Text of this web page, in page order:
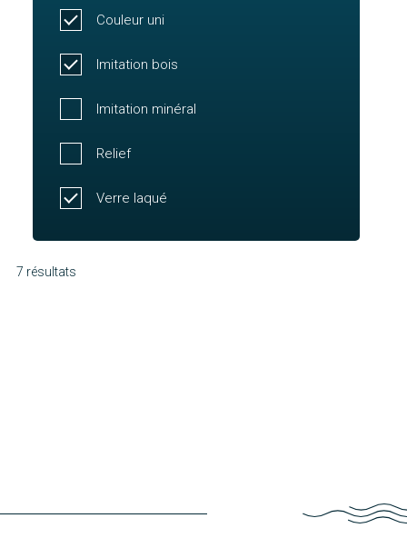
Couleur uni
Imitation bois
Imitation minéral
Relief
Verre laqué
7 résultats